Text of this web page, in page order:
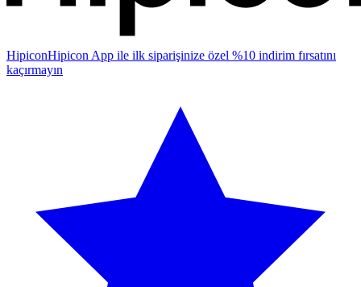
HipiconHipicon App ile ilk siparişinize özel %10 indirim fırsatını
kaçırmayın